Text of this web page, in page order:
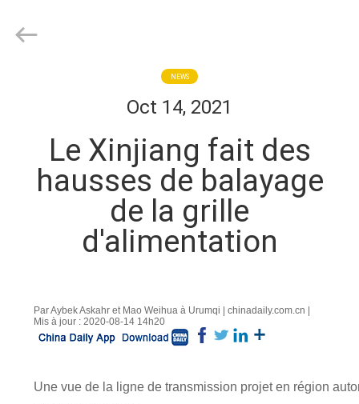
PRODUITS
VISITE
D'USINE
CONTRÔLE
Rights
NEWS
Oct 14, 2021
Le Xinjiang fait des
hausses de balayage
de la grille
d'alimentation
Par Aybek Askahr et Mao Weihua à Urumqi | chinadaily.com.cn |
Mis à jour : 2020-08-14 14h20
Une vue de la ligne de transmission projet en région